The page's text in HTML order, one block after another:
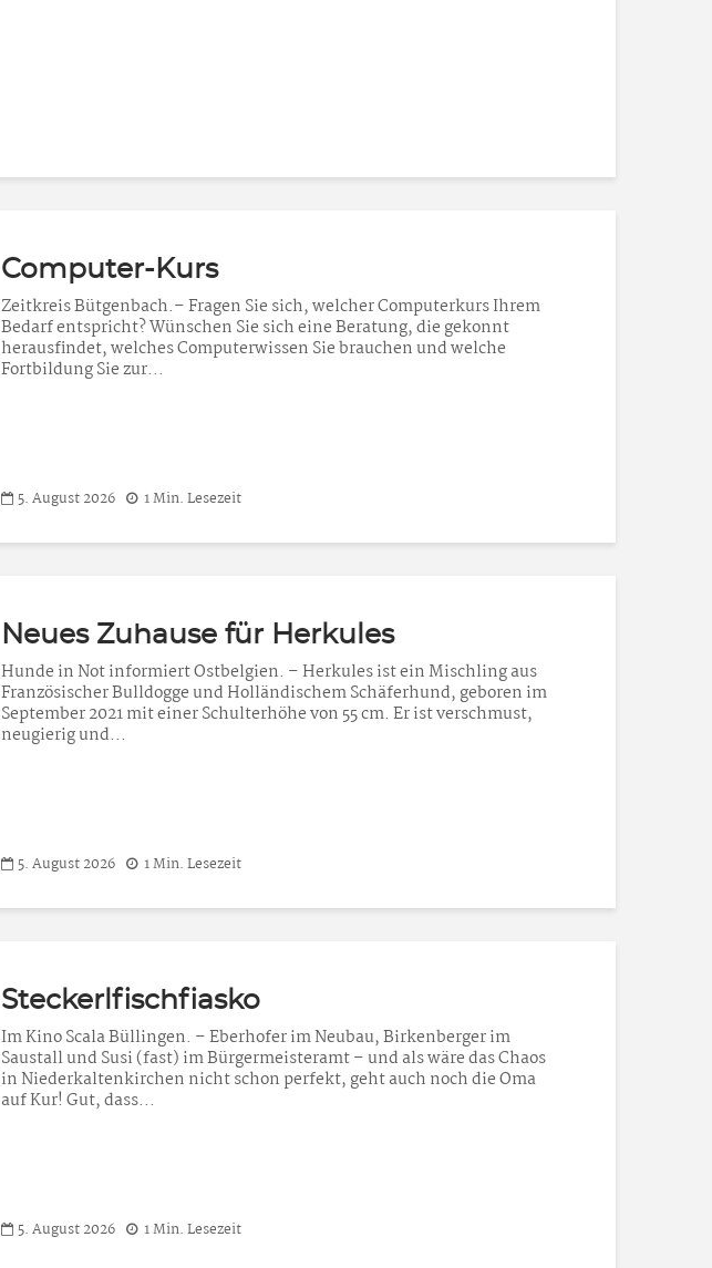
Computer-Kurs
Zeitkreis Bütgenbach.– Fragen Sie sich, welcher Computerkurs Ihrem
Bedarf entspricht? Wünschen Sie sich eine Beratung, die gekonnt
herausfindet, welches Computerwissen Sie brauchen und welche
Fortbildung Sie zur...
5. August 2026 1 Min. Lesezeit
Neues Zuhause für Herkules
Hunde in Not informiert Ostbelgien. – Herkules ist ein Mischling aus
Französischer Bulldogge und Holländischem Schäferhund, geboren im
September 2021 mit einer Schulterhöhe von 55 cm. Er ist verschmust,
neugierig und...
5. August 2026 1 Min. Lesezeit
Steckerlfischfiasko
Im Kino Scala Büllingen. – Eberhofer im Neubau, Birkenberger im
Saustall und Susi (fast) im Bürgermeisteramt – und als wäre das Chaos
in Niederkaltenkirchen nicht schon perfekt, geht auch noch die Oma
auf Kur! Gut, dass...
5. August 2026 1 Min. Lesezeit